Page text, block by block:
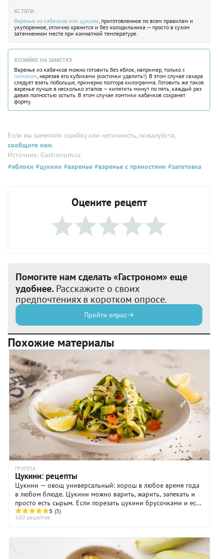
КСТАТИ
Варенье из кабачков или цукини , приготовленное по всем правилам и
укупоренное, отлично хранится и без холодильника — просто в сухом
затемненном месте при комнатной температуре.
ХОЗЯЙКЕ НА ЗАМЕТКУ
Варенье из кабачков можно готовить без яблок, например, только с
лимоном , нарезав его кубиками (косточки удалить!). В этом случае сахара
следует взять побольше, примерно полтора килограмма. Готовить же такое
варенье лучше в несколько этапов — кипятить минут по пять, каждый раз
давая полностью остыть. В этом случае ломтики кабачков сохранят
форму.
Если вы заметили ошибку или неточность, пожалуйста,
сообщите нам.
Источник: Gastronom.ru
#яблоки #цукини #варенье #варенье с пряностями #заготовка
Оцените рецепт
Помогите нам сделать «Гастроном» еще
удобнее. Расскажите о своих
предпочтениях в коротком опросе.
Пройти опрос
Похожие материалы
ГРУППА
Цукини: рецепты
Цукини — овощ универсальный: хорош в любое время года
в любом блюде. Цукини можно варить, жарить, запекать и
просто есть сырым. Если порезать цукини брусочками и есть,
обмакивая с острый соус вместе с ...
5 (3)
500 рецептов